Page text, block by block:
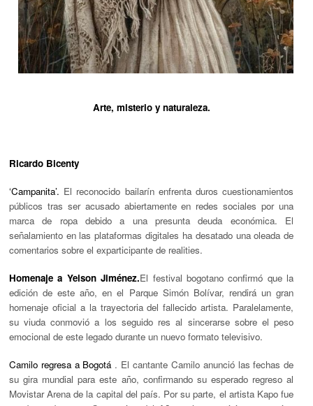
Arte, misterio y naturaleza.
Ricardo Bicenty
‘Campanita’. El reconocido bailarín enfrenta duros cuestionamientos
públicos tras ser acusado abiertamente en redes sociales por una
marca de ropa debido a una presunta deuda económica. El
señalamiento en las plataformas digitales ha desatado una oleada de
comentarios sobre el exparticipante de realities.
Homenaje a Yeison Jiménez.El festival bogotano confirmó que la
edición de este año, en el Parque Simón Bolívar, rendirá un gran
homenaje oficial a la trayectoria del fallecido artista. Paralelamente,
su viuda conmovió a los seguido res al sincerarse sobre el peso
emocional de este legado durante un nuevo formato televisivo.
Camilo regresa a Bogotá. El cantante Camilo anunció las fechas de
su gira mundial para este año, confirmando su esperado regreso al
Movistar Arena de la capital del país. Por su parte, el artista Kapo fue